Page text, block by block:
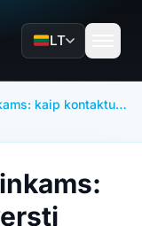
LT
Tinklaveika verslininkams: kaip kontaktus paversti galimybėmis